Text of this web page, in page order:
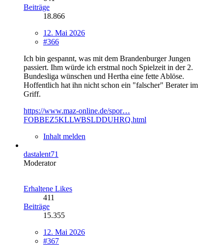
Beiträge
18.866
12. Mai 2026
#366
Ich bin gespannt, was mit dem Brandenburger Jungen
passiert. Ihm würde ich erstmal noch Spielzeit in der 2.
Bundesliga wünschen und Hertha eine fette Ablöse.
Hoffentlich hat ihn nicht schon ein "falscher" Berater im
Griff.
https://www.maz-online.de/spor…
FOBBEZ5KLLWBSLDDUHRQ.html
Inhalt melden
dastalent71
Moderator
Erhaltene Likes
411
Beiträge
15.355
12. Mai 2026
#367